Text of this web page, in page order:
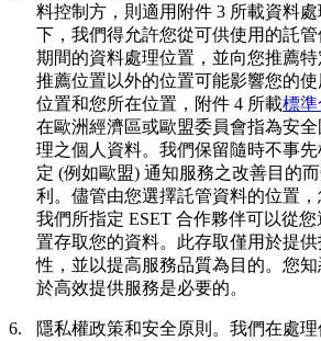
料控制方，則適用附件 3 所載資料
下，我們得允許您從可供使用的託
期間的資料處理位置，並向您推薦
推薦位置以外的位置可能影響您的
位置和您所在位置，附件 4 所載標準
在歐洲經濟區或歐盟委員會指為安
理之個人資料。我們保留隨時不事
定 (例如歐盟) 通知服務之改善目的
利。儘管由您選擇託管資料的位置
我們所指定 ESET 合作夥伴可以從
置存取您的資料。此存取僅用於提
性，並以提高服務品質為目的。您
於高效提供服務是必要的。
6. 隱私權政策和安全原則。 我們在處